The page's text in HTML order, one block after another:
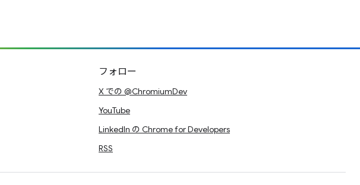
フォロー
X での @ChromiumDev
YouTube
LinkedIn の Chrome for Developers
RSS